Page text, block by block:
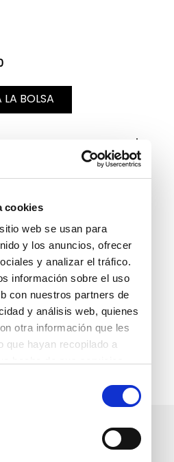
cookies
web se usan para
y los anuncios, ofrecer
y analizar el tráfico.
información sobre el uso
con nuestros partners de
y análisis web, quienes
otra información que les
que hayan recopilado a
BOLSA
nuestro boletín